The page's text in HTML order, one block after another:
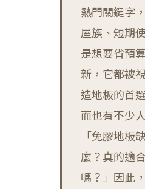
熱門關鍵字
屋族、短期
是想要省預
新，它都被
造地板的首
而也有不少
「免膠地板
麼？真的適
嗎？」因此